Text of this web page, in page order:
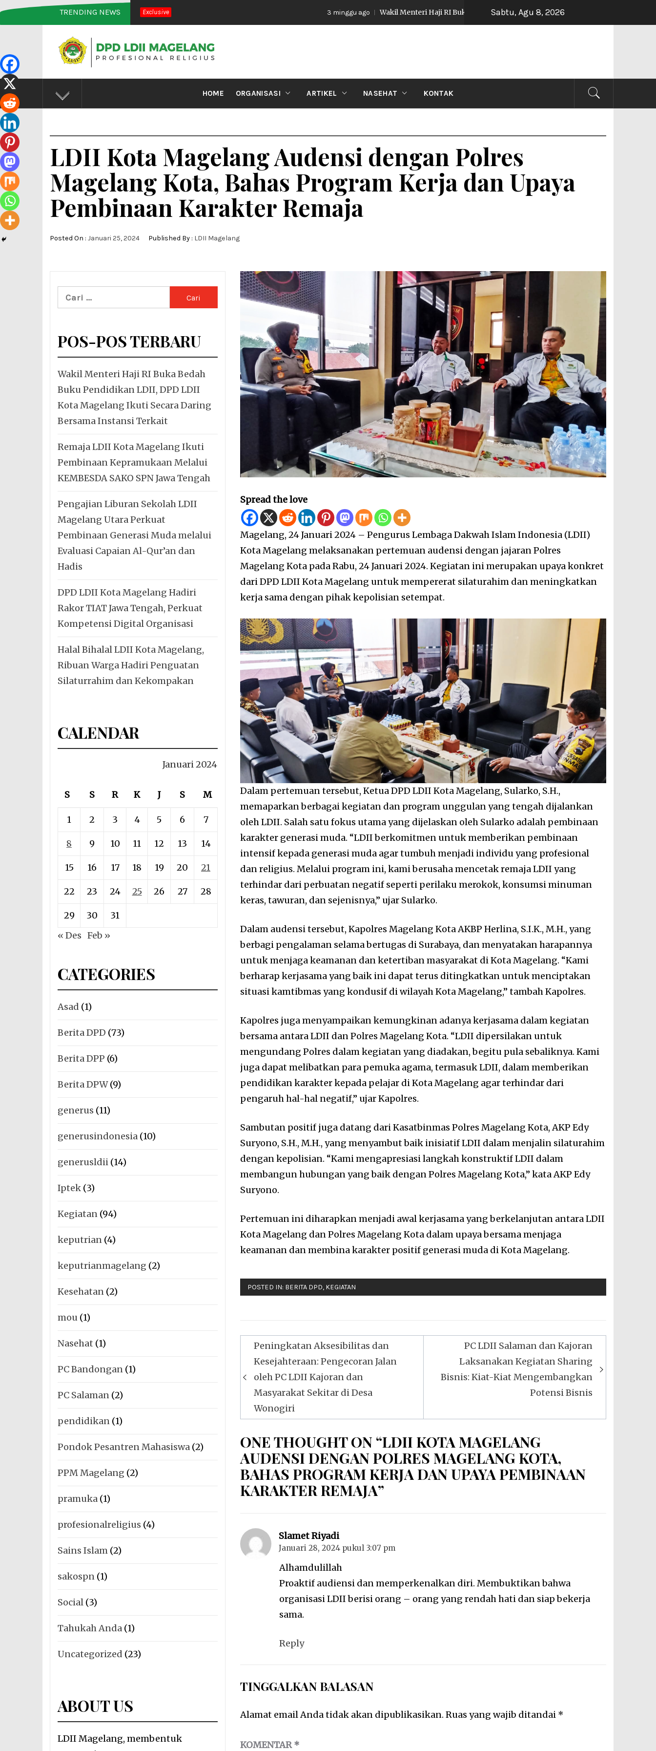
Skip
to
TRENDING NEWS Exclusive 3 minggu ago Wakil Menteri Haji RI Buka Bedah Buku Pendidikan LDII, DPD LDII Kota Magelang Ikuti
Sabtu, Agu 8, 2026
DPD LDII MAGELANG
Profesional Religius
HOME ORGANISASI ARTIKEL NASEHAT KONTAK
LDII Kota Magelang Audensi dengan Polres
Magelang Kota, Bahas Program Kerja dan Upaya
Pembinaan Karakter Remaja
Posted On : Januari 25, 2024 Published By : LDII Magelang
Spread the love
Magelang, 24 Januari 2024 – Pengurus Lembaga Dakwah Islam Indonesia (LDII)
Kota Magelang melaksanakan pertemuan audensi dengan jajaran Polres
Magelang Kota pada Rabu, 24 Januari 2024. Kegiatan ini merupakan upaya konkret
dari DPD LDII Kota Magelang untuk mempererat silaturahim dan meningkatkan
kerja sama dengan pihak kepolisian setempat.
Dalam pertemuan tersebut, Ketua DPD LDII Kota Magelang, Sularko, S.H.,
memaparkan berbagai kegiatan dan program unggulan yang tengah dijalankan
oleh LDII. Salah satu fokus utama yang dijelaskan oleh Sularko adalah pembinaan
karakter generasi muda. “LDII berkomitmen untuk memberikan pembinaan
intensif kepada generasi muda agar tumbuh menjadi individu yang profesional
dan religius. Melalui program ini, kami berusaha mencetak remaja LDII yang
terhindar dari perbuatan negatif seperti perilaku merokok, konsumsi minuman
keras, tawuran, dan sejenisnya,” ujar Sularko.
Dalam audensi tersebut, Kapolres Magelang Kota AKBP Herlina, S.I.K., M.H., yang
berbagi pengalaman selama bertugas di Surabaya, dan menyatakan harapannya
untuk menjaga keamanan dan ketertiban masyarakat di Kota Magelang. “Kami
berharap kerjasama yang baik ini dapat terus ditingkatkan untuk menciptakan
situasi kamtibmas yang kondusif di wilayah Kota Magelang,” tambah Kapolres.
Kapolres juga menyampaikan kemungkinan adanya kerjasama dalam kegiatan
bersama antara LDII dan Polres Magelang Kota. “LDII dipersilakan untuk
mengundang Polres dalam kegiatan yang diadakan, begitu pula sebaliknya. Kami
juga dapat melibatkan para pemuka agama, termasuk LDII, dalam memberikan
pendidikan karakter kepada pelajar di Kota Magelang agar terhindar dari
pengaruh hal-hal negatif,” ujar Kapolres.
Sambutan positif juga datang dari Kasatbinmas Polres Magelang Kota, AKP Edy
Suryono, S.H., M.H., yang menyambut baik inisiatif LDII dalam menjalin silaturahim
dengan kepolisian. “Kami mengapresiasi langkah konstruktif LDII dalam
membangun hubungan yang baik dengan Polres Magelang Kota,” kata AKP Edy
Suryono.
Pertemuan ini diharapkan menjadi awal kerjasama yang berkelanjutan antara LDII
Kota Magelang dan Polres Magelang Kota dalam upaya bersama menjaga
keamanan dan membina karakter positif generasi muda di Kota Magelang.
POSTED IN: BERITA DPD, KEGIATAN
Navigasi
pos
Peningkatan Aksesibilitas dan
Kesejahteraan: Pengecoran Jalan
oleh PC LDII Kajoran dan
Masyarakat Sekitar di Desa
Wonogiri
PC LDII Salaman dan Kajoran
Laksanakan Kegiatan Sharing
Bisnis: Kiat-Kiat Mengembangkan
Potensi Bisnis
ONE THOUGHT ON “LDII KOTA MAGELANG
AUDENSI DENGAN POLRES MAGELANG KOTA,
BAHAS PROGRAM KERJA DAN UPAYA PEMBINAAN
KARAKTER REMAJA”
Slamet Riyadi
Januari 28, 2024 pukul 3:07 pm
Alhamdulillah
Proaktif audiensi dan memperkenalkan diri. Membuktikan bahwa
organisasi LDII berisi orang – orang yang rendah hati dan siap bekerja
sama.
Reply
TINGGALKAN BALASAN
Alamat email Anda tidak akan dipublikasikan. Ruas yang wajib ditandai *
KOMENTAR*
Cari
untuk:
POS-POS TERBARU
Wakil Menteri Haji RI Buka Bedah
Buku Pendidikan LDII, DPD LDII
Kota Magelang Ikuti Secara Daring
Bersama Instansi Terkait
Remaja LDII Kota Magelang Ikuti
Pembinaan Kepramukaan Melalui
KEMBESDA SAKO SPN Jawa Tengah
Pengajian Liburan Sekolah LDII
Magelang Utara Perkuat
Pembinaan Generasi Muda melalui
Evaluasi Capaian Al-Qur’an dan
Hadis
DPD LDII Kota Magelang Hadiri
Rakor TIAT Jawa Tengah, Perkuat
Kompetensi Digital Organisasi
Halal Bihalal LDII Kota Magelang,
Ribuan Warga Hadiri Penguatan
Silaturrahim dan Kekompakan
CALENDAR
Januari 2024
S S R K J S M
1 2 3 4 5 6 7
8 9 10 11 12 13 14
15 16 17 18 19 20 21
22 23 24 25 26 27 28
29 30
31
« Des Feb »
CATEGORIES
Asad (1)
Berita DPD (73)
Berita DPP (6)
Berita DPW(9)
generus (11)
generusindonesia (10)
generusldii (14)
Iptek (3)
Kegiatan (94)
keputrian (4)
keputrianmagelang (2)
Kesehatan (2)
mou (1)
Nasehat (1)
PC Bandongan (1)
PC Salaman (2)
pendidikan (1)
Pondok Pesantren Mahasiswa (2)
PPM Magelang (2)
pramuka (1)
profesionalreligius (4)
Sains Islam (2)
sakospn (1)
Social (3)
Tahukah Anda (1)
Uncategorized (23)
ABOUT US
LDII Magelang, membentuk